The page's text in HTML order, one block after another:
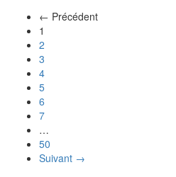
← Précédent
1
2
3
4
5
6
7
…
50
Suivant →